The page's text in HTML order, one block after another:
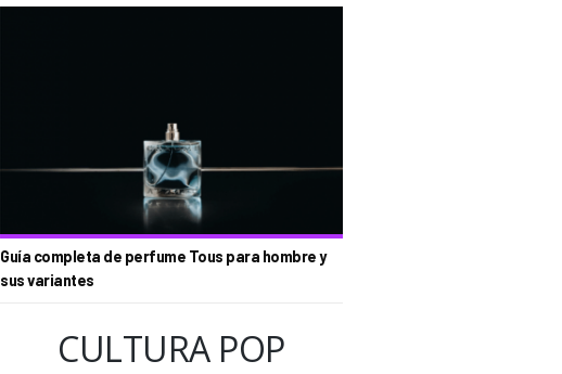
Guía completa de perfume Tous para hombre y
sus variantes
CULTURA POP